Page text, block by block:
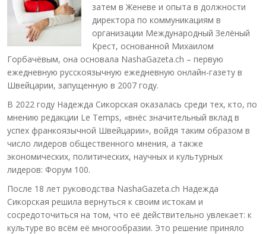
затем в Женеве и опыта в должности
директора по коммуникациям в
организации Международный Зелёный
Крест, основанной Михаилом
Горбачёвым, она основала NashaGazeta.ch – первую
ежедневную русскоязычную ежедневную онлайн-газету в
Швейцарии, запущенную в 2007 году.
В 2022 году Надежда Сикорская оказалась среди тех, кто, по
мнению редакции Le Temps, «внёс значительный вклад в
успех франкоязычной Швейцарии», войдя таким образом в
число лидеров общественного мнения, а также
экономических, политических, научных и культурных
лидеров: Форум 100.
После 18 лет руководства NashaGazeta.ch Надежда
Сикорская решила вернуться к своим истокам и
сосредоточиться на том, что её действительно увлекает: к
культуре во всём её многообразии. Это решение приняло